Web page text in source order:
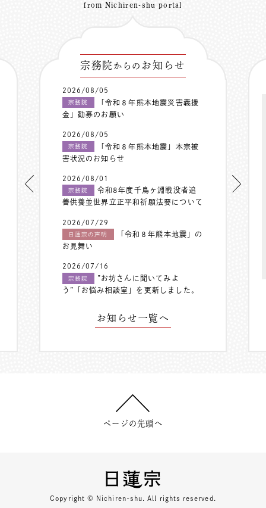
from Nichiren-shu portal
宗務院 からの お知らせ
2026/08/05
宗務院
「令和８年熊本地震災害義援
金」勧募のお願い
2026/08/05
宗務院
「令和８年熊本地震」本宗被
害状況のお知らせ
2026/08/01
宗務院
令和8年度千鳥ヶ淵戦没者追
善供養並世界立正平和祈願法要について
2026/07/29
日蓮宗の声明
「令和８年熊本地震」の
お見舞い
2026/07/16
宗務院
”お坊さんに聞いてみよ
う”「お悩み相談室」を更新しました。
お知らせ一覧へ
ページの先頭へ
Copyright © Nichiren-shu. All rights reserved.